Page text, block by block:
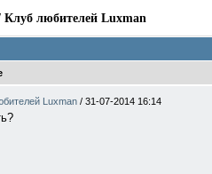
Клуб любителей Luxman
Luxman / 31-07-2014 16:14